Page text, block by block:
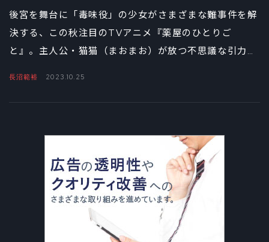
後宮を舞台に「毒味役」の少女がさまざまな難事件を解
決する、この秋注目のTVアニメ『薬屋のひとりご
と』。主人公・猫猫（まおまお）が放つ不思議な引力
長沼範裕 2023.10.25